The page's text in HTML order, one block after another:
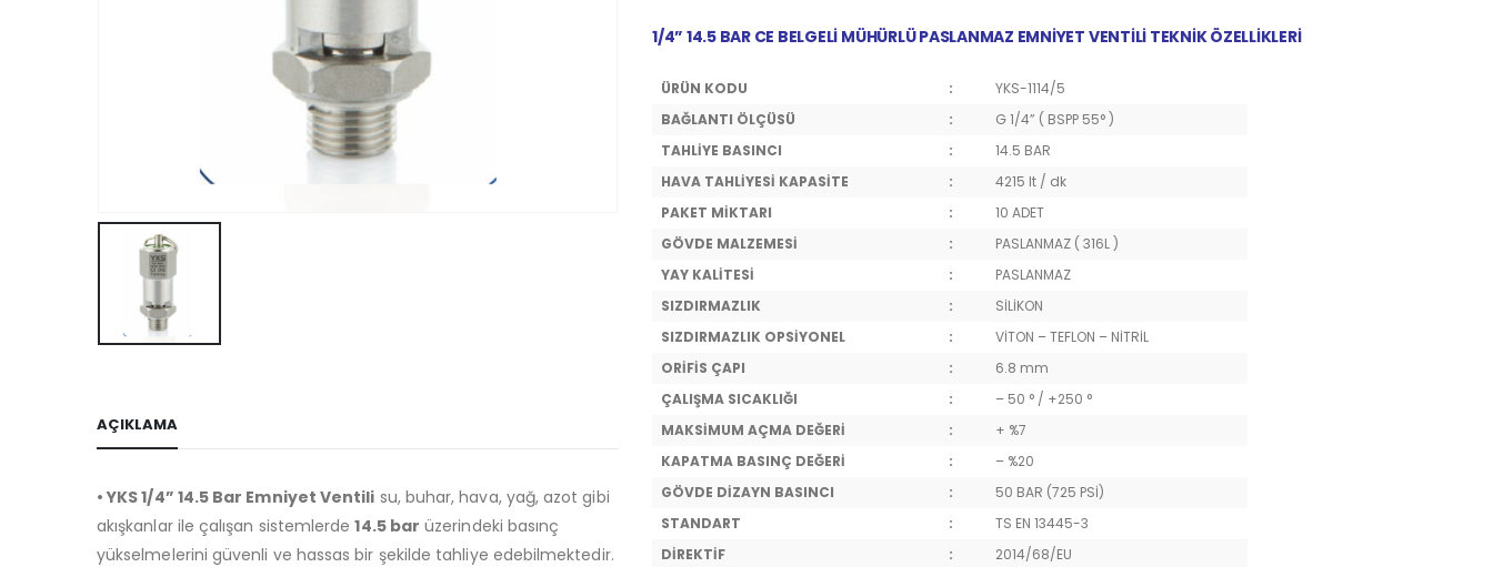
AÇIKLAMA
• YKS 1/4” 14.5 Bar Emniyet Ventili su, buhar, hava, yağ, azot gibi
akışkanlar ile çalışan sistemlerde14.5bar üzerindeki basınç
yükselmelerini güvenli ve hassas bir şekilde tahliye edebilmektedir.
1/4” 14.5 BAR CE BELGELİ MÜHÜRLÜ PASLANMAZ EMNİYET VENTİLİ TEKNİK ÖZELLİKLERİ
ÜRÜN KODU :
YKS-1114/5
BAĞLANTI ÖLÇÜSÜ
:
G 1/4” ( BSPP 55° )
TAHLİYE BASINCI
:
14.5 BAR
HAVA TAHLİYESİ KAPASİTE
:
4215 lt / dk
PAKET MİKTARI
:
10 ADET
GÖVDE MALZEMESİ
:
PASLANMAZ ( 316L )
YAY KALİTESİ
:
PASLANMAZ
SIZDIRMAZLIK
:
SİLİKON
SIZDIRMAZLIK OPSİYONEL
:
VİTON – TEFLON – NİTRİL
ORİFİS ÇAPI
:
6.8 mm
ÇALIŞMA SICAKLIĞI
:
– 50 ° / +250 °
MAKSİMUM AÇMA DEĞERİ
:
+ %7
KAPATMA BASINÇ DEĞERİ
:
– %20
GÖVDE DİZAYN BASINCI
:
50 BAR (725 PSİ)
STANDART
:
TS EN 13445-3
DİREKTİF
:
2014/68/EU